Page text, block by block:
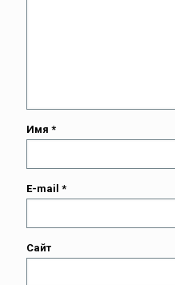
Имя *
E-mail *
Сайт